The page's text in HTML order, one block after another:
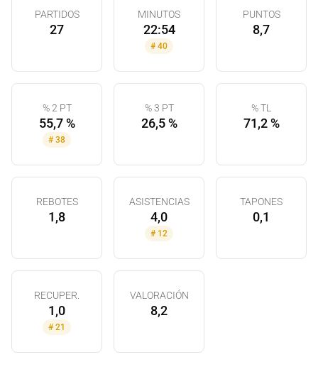
PARTIDOS
27
MINUTOS
22:54
# 40
PUNTOS
8,7
% 2 PT
55,7 %
# 38
% 3 PT
26,5 %
% TL
71,2 %
REBOTES
1,8
ASISTENCIAS
4,0
# 12
TAPONES
0,1
RECUPER.
1,0
# 21
VALORACIÓN
8,2